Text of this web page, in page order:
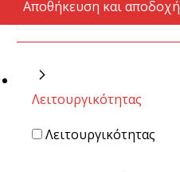
Pixel
Λειτουργικότητας
Λειτουργικότητας
Αποθήκευση και αποδοχή